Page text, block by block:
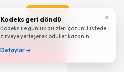
×
Kodeks geri döndü!
Kodeks ile günlük quizleri çözün! Listede
zirveye yerleşerek ödüller kazanın.
Detaylar →
Giriş Yap